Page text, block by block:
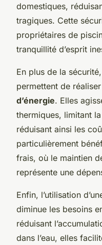
domestiques,
tragiques. Cette
propriétaires de
tranquillité d’esprit
En plus de la
permettent de
d’énergie. Elles
thermiques, limitant
réduisant ainsi les
particulièrement
frais, où le maintien
représente une
Enfin, l’utilisation
diminue les besoins
réduisant
dans l’eau, elles